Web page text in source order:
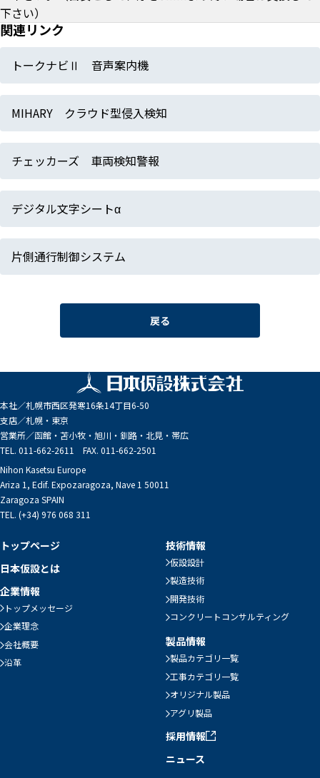
下さい）
関連リンク
トークナビⅡ 音声案内機
MIHARY クラウド型侵入検知
チェッカーズ 車両検知警報
デジタル文字シートα
片側通行制御システム
戻る
本社／札幌市西区発寒16条14丁目6-50
支店／札幌・東京
営業所／函館・苫小牧・旭川・釧路・北見・帯広
TEL. 011-662-2611 FAX. 011-662-2501
Nihon Kasetsu Europe
Ariza 1, Edif. Expozaragoza, Nave 1 50011
Zaragoza SPAIN
TEL. (+34) 976 068 311
トップページ
日本仮設とは
企業情報
トップメッセージ
企業理念
会社概要
沿革
技術情報
仮設設計
製造技術
開発技術
コンクリートコンサルティング
製品情報
製品カテゴリ一覧
工事カテゴリ一覧
オリジナル製品
アグリ製品
採用情報
ニュース